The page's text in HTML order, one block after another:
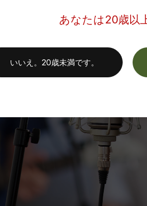
あなたは20歳以
いいえ。20歳未満です。